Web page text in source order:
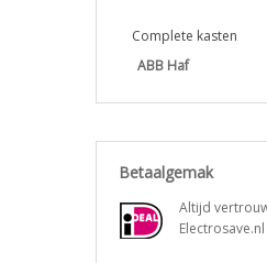
Complete kasten
ABB Haf
Betaalgemak
Altijd